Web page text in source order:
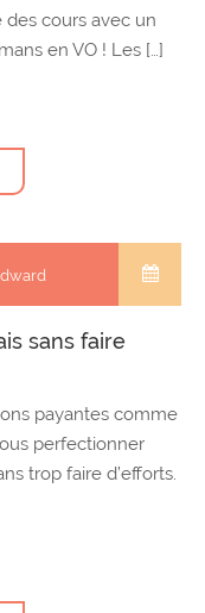
des cours avec un
en VO ! Les […]
sans faire
payantes comme
perfectionner
trop faire d’efforts.